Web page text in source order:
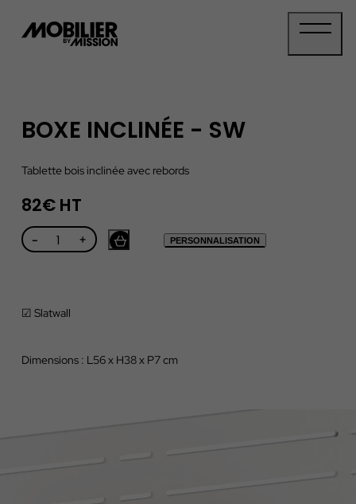
BOXE INCLINÉE - SW
Tablette bois inclinée avec rebords
82€ HT
- + PERSONNALISATION
☑ Slatwall
Dimensions : L56 x H38 x P7 cm